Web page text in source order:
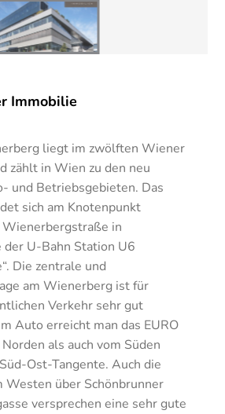
Immobilie
liegt im zwölften Wiener
zählt in Wien zu den neu
und Betriebsgebieten. Das
sich am Knotenpunkt
in
U-Bahn Station U6
Die zentrale und
am Wienerberg ist für
Verkehr sehr gut
Auto erreicht man das EURO
als auch vom Süden
Ost-Tangente. Auch die
Westen über Schönbrunner
versprechen eine sehr gute